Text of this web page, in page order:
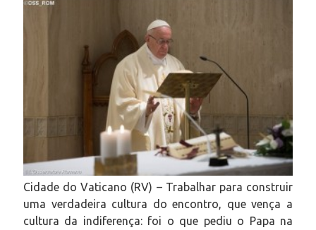
Cidade do Vaticano (RV) – Trabalhar para construir
uma verdadeira cultura do encontro, que vença a
cultura da indiferença: foi o que pediu o Papa na